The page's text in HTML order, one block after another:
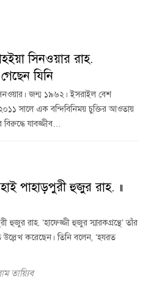
সিনওয়ার রাহ.
যিনি
জন্ম ১৯৬২। ইসরাইল বেশ
সালে এক বন্দিবিনিময় চুক্তির আওতায়
যাবজ্জীব…
পাহাড়পুরী হুজুর রাহ. ॥
হুজুর রাহ. ‘হাফেজ্জী হুজুর স্মারকগ্রন্থে’ তাঁর
উল্লেখ করেছেন। তিনি বলেন, ‘হযরত
তায়্যিব